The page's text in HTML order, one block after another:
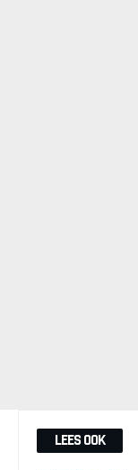
LEES OOK